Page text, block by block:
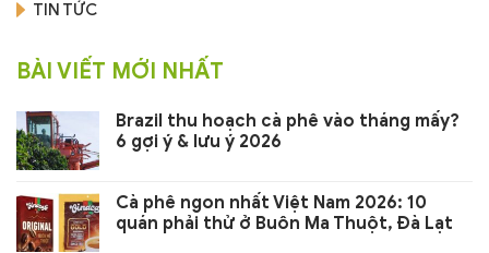
TIN TỨC
BÀI VIẾT MỚI NHẤT
Brazil thu hoạch cà phê vào tháng mấy?
6 gợi ý & lưu ý 2026
Cà phê ngon nhất Việt Nam 2026: 10
quán phải thử ở Buôn Ma Thuột, Đà Lạt